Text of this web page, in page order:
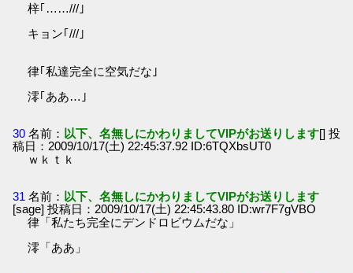
梓｢……///｣
キョン｢///｣
律｢私達完全に空気だな｣
澪｢ああ…｣
30 名前： 以下、名無しにかわりましてVIPがお送りします[] 投
稿日：2009/10/17(土) 22:45:37.92 ID:6TQXbsUT0
ｗｋｔｋ
31 名前： 以下、名無しにかわりましてVIPがお送りします
[sage] 投稿日：2009/10/17(土) 22:45:43.80 ID:wr7F7gVBO
律「私たち完全にデンドロビウムだな」
澪「ああ」